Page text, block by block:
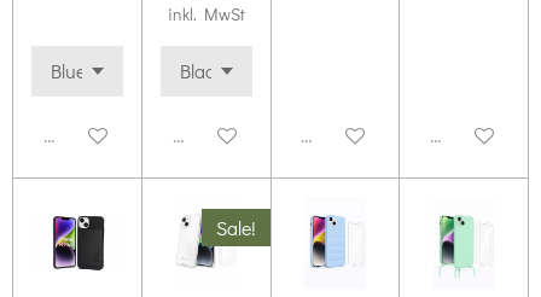
Deaktiviert
inkl. MwSt
Deaktiviert Deaktiviert Deaktiviert
Sale!